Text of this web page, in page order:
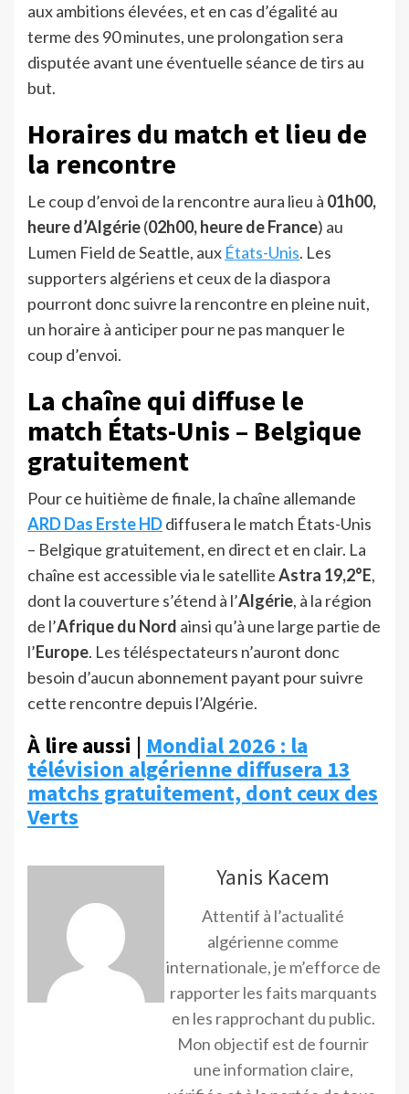
aux ambitions élevées, et en cas d’égalité au
terme des 90 minutes, une prolongation sera
disputée avant une éventuelle séance de tirs au
but.
Horaires du match et lieu de
la rencontre
Le coup d’envoi de la rencontre aura lieu à 01h00,
heure d’Algérie(02h00, heurede France) au
Lumen Field de Seattle, aux États-Unis. Les
supporters algériens et ceux de la diaspora
pourront donc suivre la rencontre en pleine nuit,
un horaire à anticiper pour ne pas manquer le
coup d’envoi.
La chaîne qui diffuse le
match États-Unis – Belgique
gratuitement
Pour ce huitième de finale, la chaîne allemande
ARD Das Erste HDdiffusera le match États-Unis
– Belgique gratuitement, en direct et en clair. La
chaîne est accessible via le satelliteAstra 19,2°E,
dont la couverture s’étend à l’Algérie, à la région
de l’Afrique du Nord ainsi qu’à une large partie de
l’Europe. Les téléspectateurs n’auront donc
besoin d’aucun abonnement payant pour suivre
cette rencontre depuis l’Algérie.
À lire aussi | Mondial 2026 : la
télévision algérienne diffusera 13
matchs gratuitement, dont ceux des
Verts
Yanis Kacem
Attentif à l’actualité
algérienne comme
internationale, je m’efforce de
rapporter les faits marquants
en les rapprochant du public.
Mon objectif est de fournir
une information claire,